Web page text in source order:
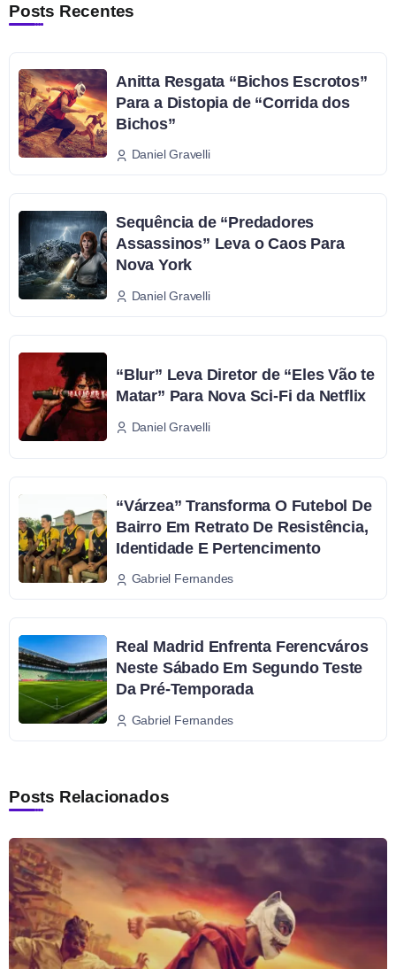
Posts Recentes
Anitta Resgata “Bichos Escrotos”
Para a Distopia de “Corrida dos
Bichos”
Daniel Gravelli
Sequência de “Predadores
Assassinos” Leva o Caos Para
Nova York
Daniel Gravelli
“Blur” Leva Diretor de “Eles Vão te
Matar” Para Nova Sci-Fi da Netflix
Daniel Gravelli
“Várzea” Transforma O Futebol De
Bairro Em Retrato De Resistência,
Identidade E Pertencimento
Gabriel Fernandes
Real Madrid Enfrenta Ferencváros
Neste Sábado Em Segundo Teste
Da Pré-Temporada
Gabriel Fernandes
Posts Relacionados